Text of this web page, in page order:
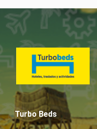
Turbo Beds